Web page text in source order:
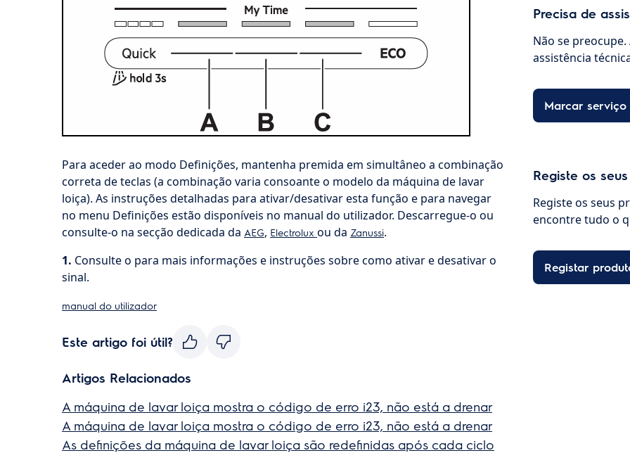
Para aceder ao modo Definições, mantenha premida em simultâneo a combinação
correta de teclas (a combinação varia consoante o modelo da máquina de lavar
loiça). As instruções detalhadas para ativar/desativar esta função e para navegar
no menu Definições estão disponíveis no manual do utilizador. Descarregue-o ou
consulte-o na secção dedicada da AEG, Electrolux ou da Zanussi.
1. Consulte o para mais informações e instruções sobre como ativar e desativar o
sinal.
manual do utilizador
Este artigo foi útil?
Artigos Relacionados
A máquina de lavar loiça mostra o código de erro i23, não está a drenar
A máquina de lavar loiça mostra o código de erro i23, não está a drenar
As definições da máquina de lavar loiça são redefinidas após cada ciclo
Precisa de
Não se
assistência
Marcar serviço
Registe os
Registe os seus
encontre tudo o
Registar